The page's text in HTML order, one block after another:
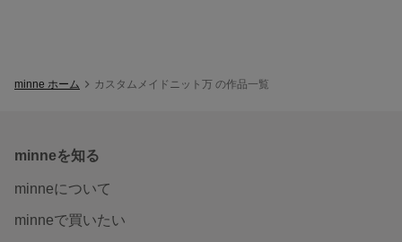
minne ホーム カスタムメイドニット万 の作品一覧
minneを知る
minneについて
minneで買いたい